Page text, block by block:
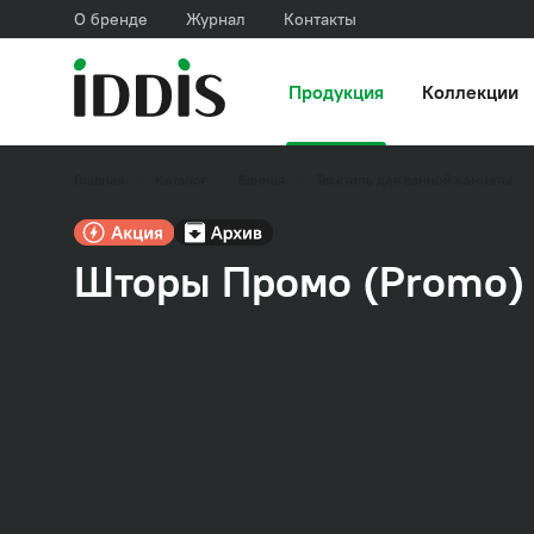
О бренде Журнал Контакты
Продукция Коллекции
Шторы Промо (Promo)